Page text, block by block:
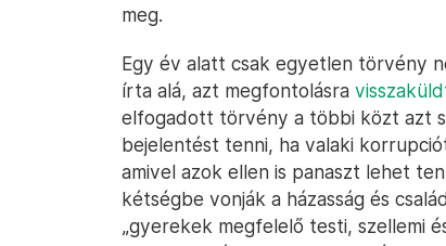
meg.
Egy év alatt csak egyetlen törvény
írta alá, azt megfontolásra
elfogadott törvény a többi közt azt
bejelentést tenni, ha valaki
amivel azok ellen is panaszt lehet
kétségbe vonják a házasság és
„gyerekek megfelelő testi, szellemi